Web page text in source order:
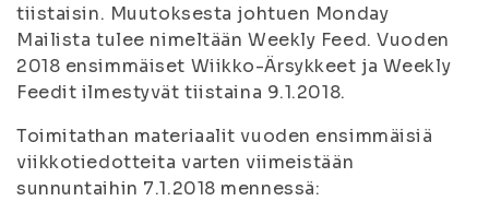
tiistaisin. Muutoksesta johtuen Monday
Mailista tulee nimeltään Weekly Feed. Vuoden
2018 ensimmäiset Wiikko-Ärsykkeet ja Weekly
Feedit ilmestyvät tiistaina 9.1.2018.
Toimitathan materiaalit vuoden ensimmäisiä
viikkotiedotteita varten viimeistään
sunnuntaihin 7.1.2018 mennessä: